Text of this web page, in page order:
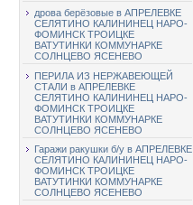
дрова берёзовые в АПРЕЛЕВКЕ
СЕЛЯТИНО КАЛИНИНЕЦ НАРО-
ФОМИНСК ТРОИЦКЕ
ВАТУТИНКИ КОММУНАРКЕ
СОЛНЦЕВО ЯСЕНЕВО
ПЕРИЛА ИЗ НЕРЖАВЕЮЩЕЙ
СТАЛИ в АПРЕЛЕВКЕ
СЕЛЯТИНО КАЛИНИНЕЦ НАРО-
ФОМИНСК ТРОИЦКЕ
ВАТУТИНКИ КОММУНАРКЕ
СОЛНЦЕВО ЯСЕНЕВО
Гаражи ракушки б/у в АПРЕЛЕВКЕ
СЕЛЯТИНО КАЛИНИНЕЦ НАРО-
ФОМИНСК ТРОИЦКЕ
ВАТУТИНКИ КОММУНАРКЕ
СОЛНЦЕВО ЯСЕНЕВО